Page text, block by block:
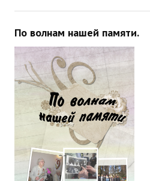
По волнам нашей памяти.